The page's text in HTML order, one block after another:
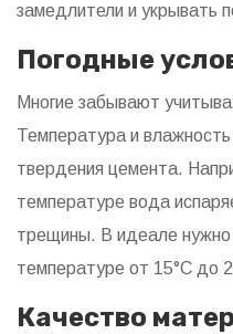
замедлители и укрывать
Погодные
Многие забывают
Температура и
твердения цемента.
температуре вода
трещины. В идеале нужно
температуре от 15°C до
Качество